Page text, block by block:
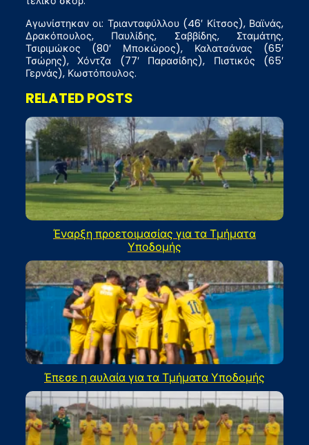
Αγωνίστηκαν οι: Τριανταφύλλου (46′ Κίτσος), Βαϊνάς,
Δρακόπουλος, Παυλίδης, Σαββίδης, Σταμάτης,
Τσιριμώκος (80′ Μποκώρος), Καλατσάνας (65′
Τσώρης), Χόντζα (77′ Παρασίδης), Πιστικός (65′
Γερνάς), Κωστόπουλος.
RELATED POSTS
Έναρξη προετοιμασίας για τα Τμήματα
Υποδομής
Έπεσε η αυλαία για τα Τμήματα Υποδομής